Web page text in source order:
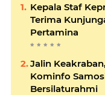
Kepala Staf
Terima
Pertamina
Jalin
Kominfo
Bersilaturahmi